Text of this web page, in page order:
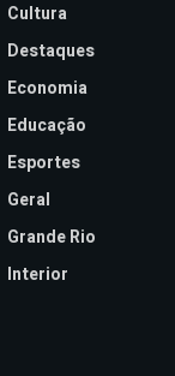
Cultura
Destaques
Economia
Educação
Esportes
Geral
Grande Rio
Interior